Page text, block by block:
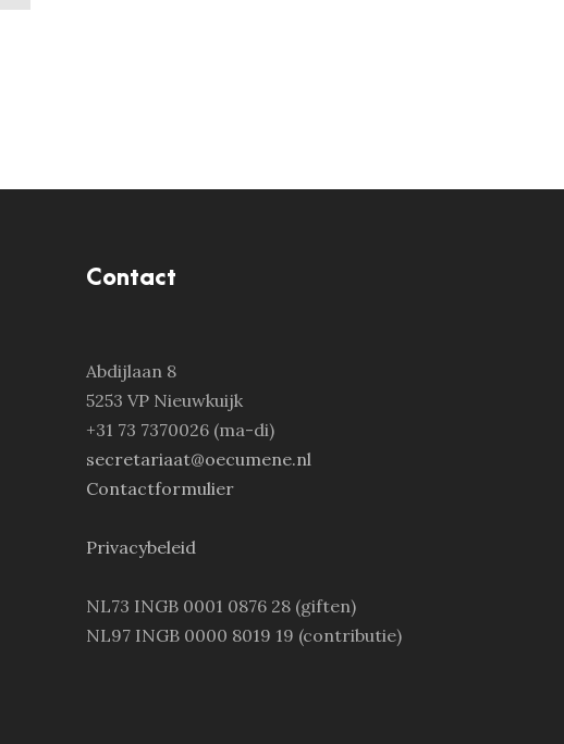
Contact
Abdijlaan 8
5253 VP Nieuwkuijk
+31 73 7370026 (ma-di)
secretariaat@oecumene.nl
Contactformulier
Privacybeleid
NL73 INGB 0001 0876 28 (giften)
NL97 INGB 0000 8019 19 (contributie)